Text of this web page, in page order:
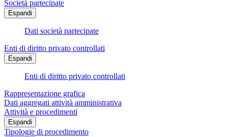
Società partecipate
Espandi
Dati società partecipate
Enti di diritto privato controllati
Espandi
Enti di diritto privato controllati
Rappresentazione grafica
Dati aggregati attività amministrativa
Attività e procedimenti
Espandi
Tipologie di procedimento